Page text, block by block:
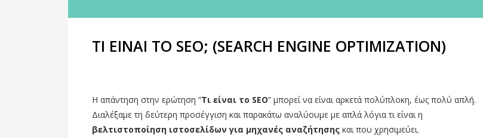
ΤΙ ΕΙΝΑΙ ΤΟ SEO; (SEARCH ENGINE OPTIMIZATION)
Η απάντηση στην ερώτηση “Τι είναι το SEO” μπορεί να είναι αρκετά πολύπλοκη, έως πολύ απλή.
Διαλέξαμε τη δεύτερη προσέγγιση και παρακάτω αναλύουμε με απλά λόγια τι είναι η
βελτιστοποίηση ιστοσελίδων για μηχανές αναζήτησης και που χρησιμεύει.